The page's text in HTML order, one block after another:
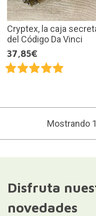
Cryptex, la caja
del Código Da Vinci
37,85€
Mostrando
Disfruta
novedades